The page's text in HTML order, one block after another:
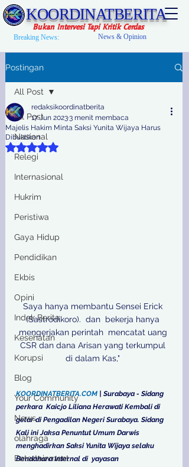
KOORDINATBERITA
Bukan Intervesi Tapi Kritik Cerdas
Breaking News: News & Opinion
Postingan
All Post
Nasional
Relegi
Internasional
Hukrim
Peristiwa
Gaya Hidup
Pendidikan
Ekbis
Opini
Indek Berita
Kesehatan
Korupsi
Blog
Your Community
News
olahraga
Entertainment
All Post
Majelis Hakim Minta Saksi Yunita Wijaya Harus
Dibuktikan
redaksikoordinatberita
17 Jun 20233 menit membaca
Dinilai NaN dari 5 bintang.
Saya hanya membantu Sensei Erick
(Sastrodikoro).  dan  bekerja hanya
mengerjakan perintah  mencatat uang
CSR dan dana Arisan yang terkumpul
di dalam Kas,"
KOORDINATBERITA.COM | Surabaya - Sidang
perkara  Kaicjo Liliana Herawati Kembali di
gelar di Pengadilan Negeri Surabaya. Sidang
Kali ini Jaksa Penuntut Umum Darwis
menghadirkan Saksi Yunita Wijaya selaku
Bendahara Internal di  yayasan